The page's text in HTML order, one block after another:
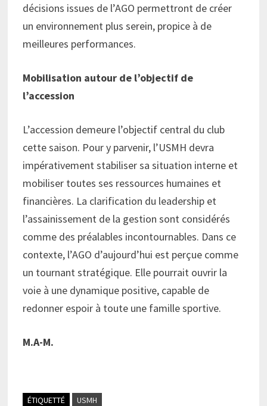
décisions issues de l’AGO permettront de créer
un environnement plus serein, propice à de
meilleures performances.
Mobilisation autour de l’objectif de
l’accession
L’accession demeure l’objectif central du club
cette saison. Pour y parvenir, l’USMH devra
impérativement stabiliser sa situation interne et
mobiliser toutes ses ressources humaines et
financières. La clarification du leadership et
l’assainissement de la gestion sont considérés
comme des préalables incontournables. Dans ce
contexte, l’AGO d’aujourd’hui est perçue comme
un tournant stratégique. Elle pourrait ouvrir la
voie à une dynamique positive, capable de
redonner espoir à toute une famille sportive.
M.A-M.
ÉTIQUETTÉ USMH